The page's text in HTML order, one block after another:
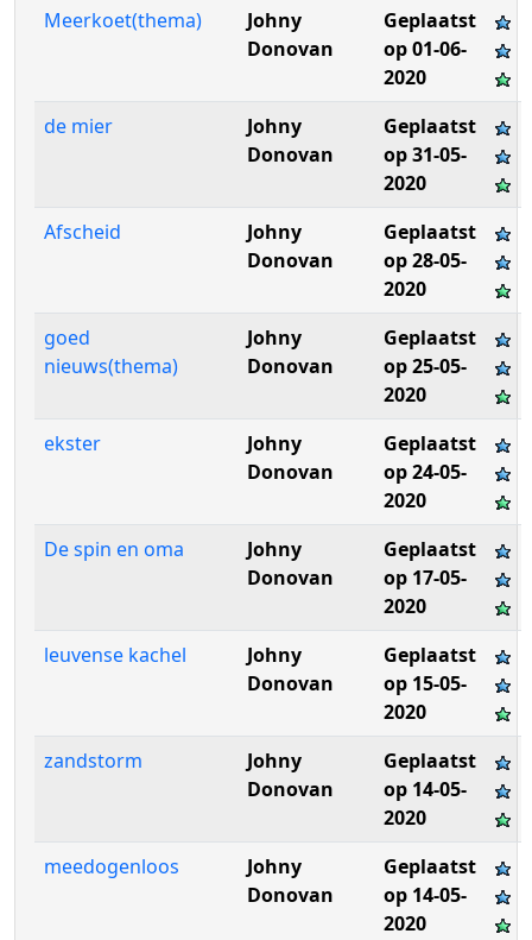
Meerkoet(thema)
Johny
Donovan
Geplaatst
op 01-06-
2020
de mier
Johny
Donovan
Geplaatst
op 31-05-
2020
Afscheid
Johny
Donovan
Geplaatst
op 28-05-
2020
goed
nieuws(thema)
Johny
Donovan
Geplaatst
op 25-05-
2020
ekster
Johny
Donovan
Geplaatst
op 24-05-
2020
De spin en oma
Johny
Donovan
Geplaatst
op 17-05-
2020
leuvense kachel
Johny
Donovan
Geplaatst
op 15-05-
2020
zandstorm
Johny
Donovan
Geplaatst
op 14-05-
2020
meedogenloos
Johny
Donovan
Geplaatst
op 14-05-
2020